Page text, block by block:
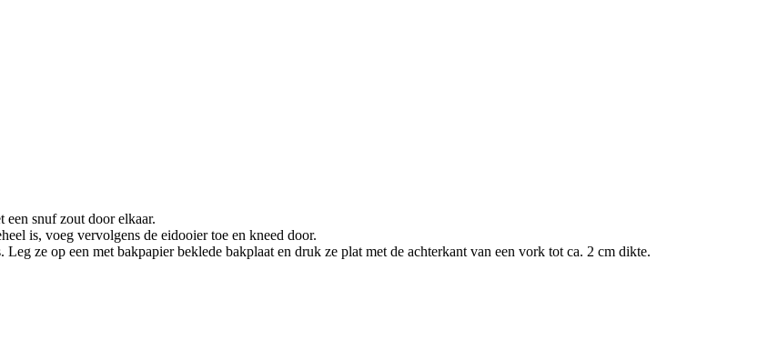
een snuf zout door elkaar.
is, voeg vervolgens de eidooier toe en kneed door.
ze op een met bakpapier beklede bakplaat en druk ze plat met de achterkant van een vork tot ca. 2 cm dikte.